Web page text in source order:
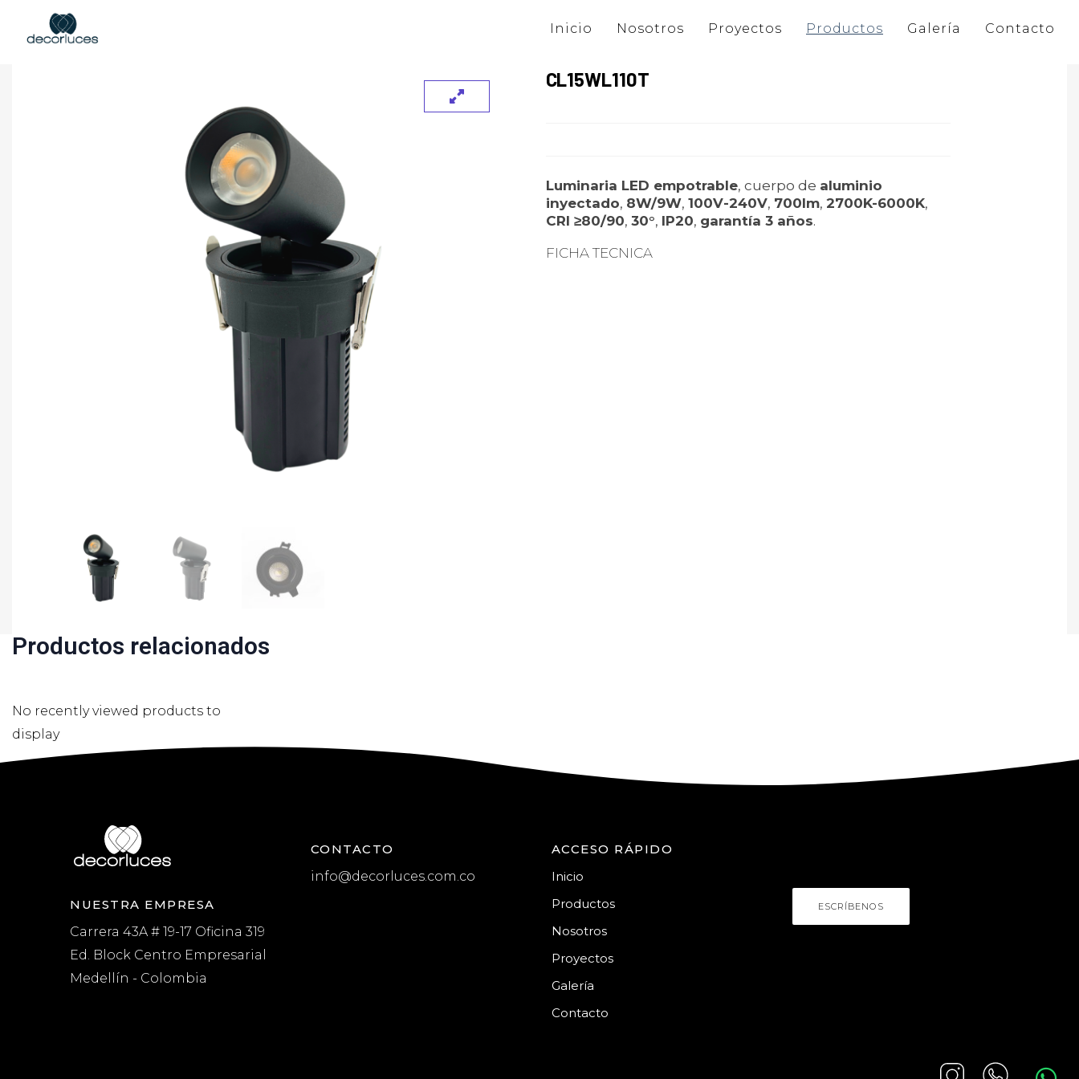
Inicio Nosotros Proyectos Productos Galería Contacto
CL15WL110T
Luminaria LED empotrable, cuerpo de aluminio
inyectado, 8W/9W, 100V-240V, 700lm, 2700K-6000K,
CRI ≥80/90, 30°, IP20, garantía 3 años.
FICHA TECNICA
Productos relacionados
No recently viewed products to
display
NUESTRA EMPRESA
Carrera 43A # 19-17 Oficina 319
Ed. Block Centro Empresarial
Medellín - Colombia
CONTACTO
info@decorluces.com.co
ACCESO RÁPIDO
Inicio
Productos
Nosotros
Proyectos
Galería
Contacto
ESCRÍBENOS